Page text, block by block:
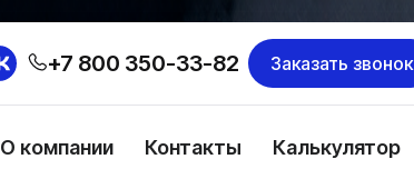
+7 800 350-33-82 Заказать звонок
О компании Контакты Калькулятор